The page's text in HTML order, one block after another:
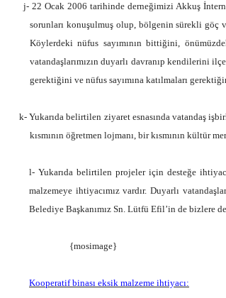
j- 22 Ocak 2006 tarihinde derneğimizi Akkuş İnternet
sorunları konuşulmuş olup, bölgenin sürekli göç
Köylerdeki nüfus sayımının bittiğini,
vatandaşlarımızın duyarlı davranıp kendilerini
gerektiğini ve nüfus sayımına katılmaları
k- Yukarıda belirtilen ziyaret esnasında vatandaş
kısmının öğretmen lojmanı, bir kısmının
l- Yukarıda belirtilen projeler için desteğe
malzemeye ihtiyacımız vardır. Duyarlı
Belediye Başkanımız Sn. Lütfü Efil’in de bizlere
{mosimage}
Kooperatif binası eksik malzeme ihtiyacı: